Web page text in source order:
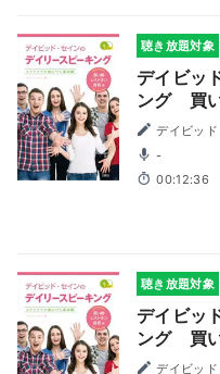
聴き放題対象
デイビッ
ング 買
【12】
デイビッ
-
00:12:36
聴き放題対象
デイビッ
ング 買い
デイビッ